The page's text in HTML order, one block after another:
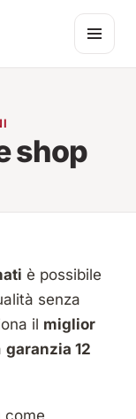
shop
è possibile
senza
il miglior
garanzia 12
come